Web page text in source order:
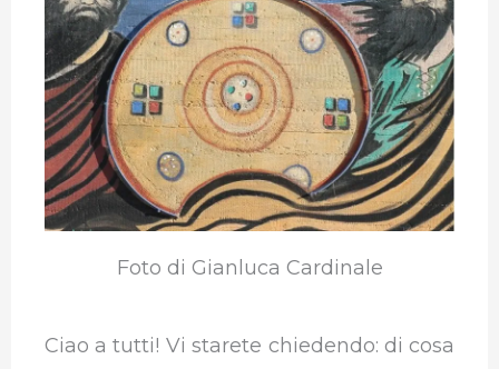
o
o
k
e
r
d
I
n
A
p
p
r
a
m
r
Foto di Gianluca Cardinale
Ciao a tutti! Vi starete chiedendo: di cosa